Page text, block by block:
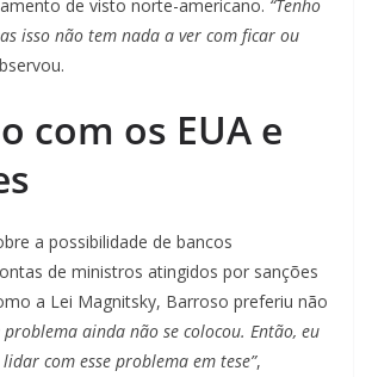
de visto norte-americano. “Tenho
isso não tem nada a ver com ficar ou
com os EUA e
a possibilidade de bancos
de ministros atingidos por sanções
a Lei Magnitsky, Barroso preferiu não
problema ainda não se colocou. Então, eu
com esse problema em tese”,